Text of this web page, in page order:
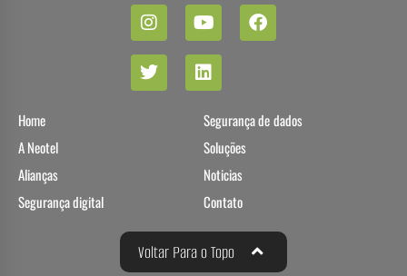
Home
A Neotel
Alianças
Segurança digital
Segurança de dados
Soluções
Noticias
Contato
Voltar Para o Topo